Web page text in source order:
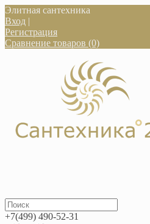
Элитная сантехника
Вход |
Регистрация
Сравнение товаров (0)
+7(499) 490-52-31